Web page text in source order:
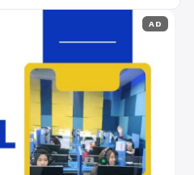
AD